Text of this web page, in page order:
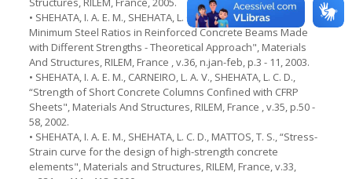
• SHEHATA, I. A. E. M., SHEHATA, L. C. D., GARCIA, S. L. G., “
Minimum Steel Ratios in Reinforced Concrete Beams Made
with Different Strengths - Theoretical Approach", Materials
And Structures, RILEM, France , v.36, n.jan-feb, p.3 - 11, 2003.
• SHEHATA, I. A. E. M., CARNEIRO, L. A. V., SHEHATA, L. C. D.,
“Strength of Short Concrete Columns Confined with CFRP
Sheets", Materials And Structures, RILEM, France , v.35, p.50 -
58, 2002.
• SHEHATA, I. A. E. M., SHEHATA, L. C. D., MATTOS, T. S., “Stress-
Strain curve for the design of high-strength concrete
elements", Materials and Structures, RILEM, France, v.33,